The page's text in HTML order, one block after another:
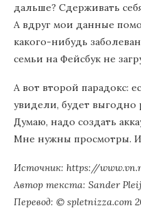
дальше? Сдерживать
А вдруг мои данные
какого-нибудь
семьи на Фейсбук не
А вот второй парадокс:
увидели, будет выгодно
Думаю, надо создать
Мне нужны просмотры.
Источник: https://
Автор текста: Sander Pleij
Перевод: © spletnizza.com